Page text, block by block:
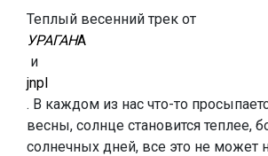
Теплый весенний трек от
УРАГАНА
и
jnpl
. В каждом из нас что-то
весны, солнце становится теплее,
солнечных дней, все это не может